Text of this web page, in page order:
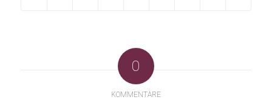
0
KOMMENTARE